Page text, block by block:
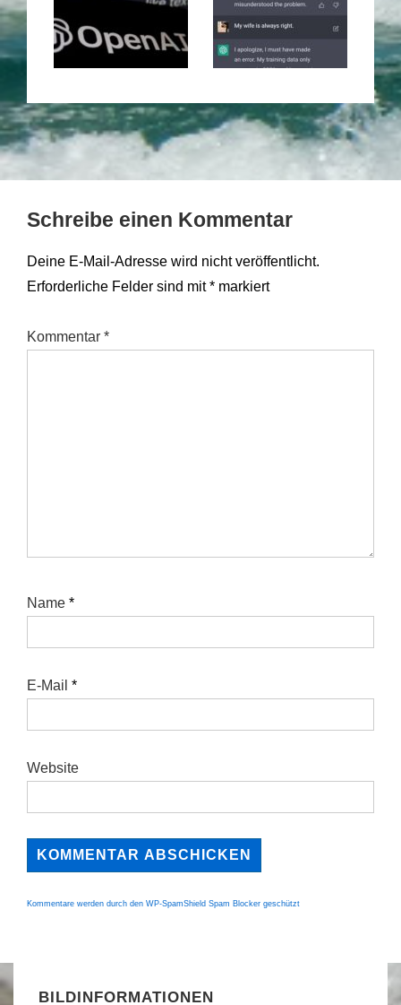
Schreibe einen Kommentar
Deine E-Mail-Adresse wird nicht veröffentlicht.
Erforderliche Felder sind mit* markiert
Kommentar *
Name *
E-Mail *
Website
Kommentare werden durch den WP-SpamShield Spam Blocker geschützt
BILDINFORMATIONEN